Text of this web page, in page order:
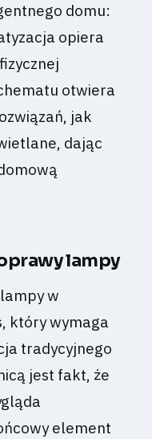
domu:
opiera
otwiera
jak
dając
lampy
w
który wymaga
tradycyjnego
jest fakt, że
element